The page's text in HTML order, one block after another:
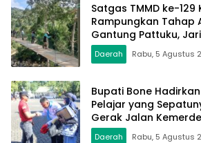
Satgas TMMD ke-
Rampungkan Tahap
Gantung Pattuku,
Mulai Terpasang
Daerah Rabu, 5 Agustus
Bupati Bone
Pelajar yang
Gerak Jalan
Daerah Rabu, 5 Agustus